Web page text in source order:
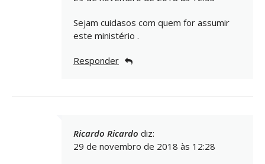
Sejam cuidasos com quem for assumir
este ministério .
Responder
Ricardo Ricardo diz:
29 de novembro de 2018 às 12:28